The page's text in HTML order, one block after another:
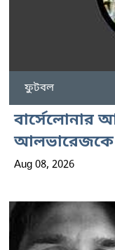
ফুটবল
বার্সেলোনার
আলভারেজকে
Aug 08, 2026